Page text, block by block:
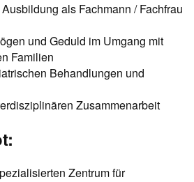
als Fachmann / Fachfrau
und Geduld im Umgang mit
Familien
Behandlungen und
Zusammenarbeit
Zentrum für